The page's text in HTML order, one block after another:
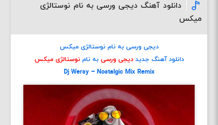
دانلود آهنگ دیجی ورسی به نام نوستالژی
میکس
دیجی ورسی به نام نوستالژی میکس
دانلود آهنگ جدید دیجی ورسی به نام نوستالژی میکس
Dj Wersy – Nostalgic Mix Remix